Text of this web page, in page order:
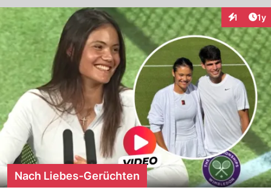
1 1y
Nach Liebes-Gerüchten